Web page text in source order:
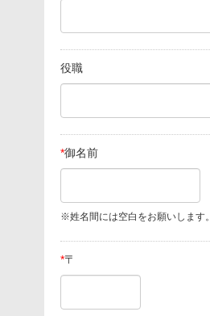
役職
*御名前
※姓名間には空白をお願いします。
*〒